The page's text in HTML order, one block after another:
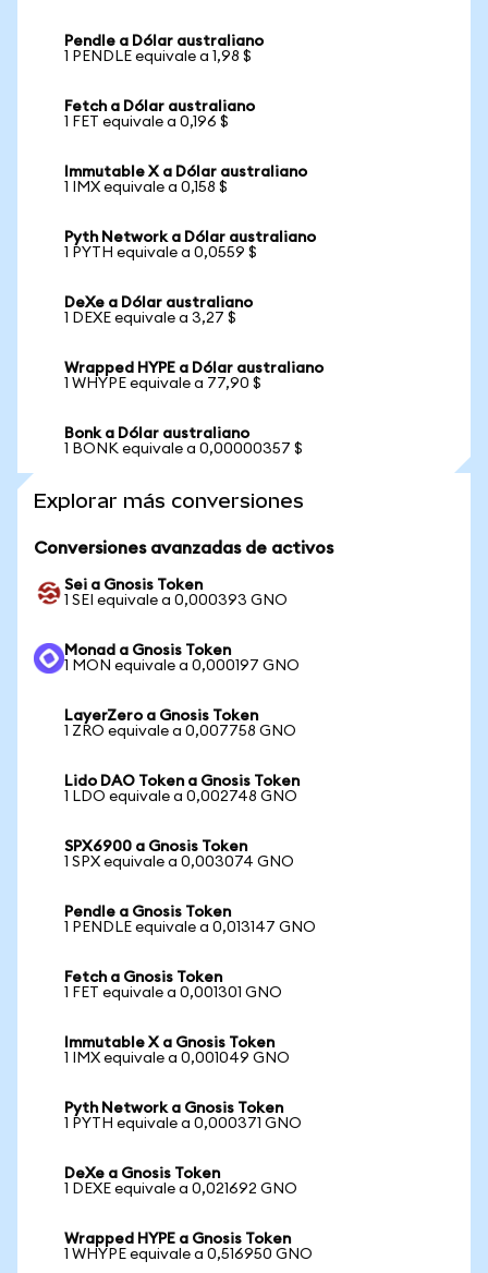
Pendle a Dólar australiano
1 PENDLE equivale a 1,98 $
Fetch a Dólar australiano
1 FET equivale a 0,196 $
Immutable X a Dólar australiano
1 IMX equivale a 0,158 $
Pyth Network a Dólar australiano
1 PYTH equivale a 0,0559 $
DeXe a Dólar australiano
1 DEXE equivale a 3,27 $
Wrapped HYPE a Dólar australiano
1 WHYPE equivale a 77,90 $
Bonk a Dólar australiano
1 BONK equivale a 0,00000357 $
Explorar más conversiones
Conversiones avanzadas de activos
Sei a Gnosis Token
1 SEI equivale a 0,000393 GNO
Monad a Gnosis Token
1 MON equivale a 0,000197 GNO
LayerZero a Gnosis Token
1 ZRO equivale a 0,007758 GNO
Lido DAO Token a Gnosis Token
1 LDO equivale a 0,002748 GNO
SPX6900 a Gnosis Token
1 SPX equivale a 0,003074 GNO
Pendle a Gnosis Token
1 PENDLE equivale a 0,013147 GNO
Fetch a Gnosis Token
1 FET equivale a 0,001301 GNO
Immutable X a Gnosis Token
1 IMX equivale a 0,001049 GNO
Pyth Network a Gnosis Token
1 PYTH equivale a 0,000371 GNO
DeXe a Gnosis Token
1 DEXE equivale a 0,021692 GNO
Wrapped HYPE a Gnosis Token
1 WHYPE equivale a 0,516950 GNO